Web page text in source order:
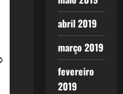
abril 2019
março 2019
fevereiro
2019